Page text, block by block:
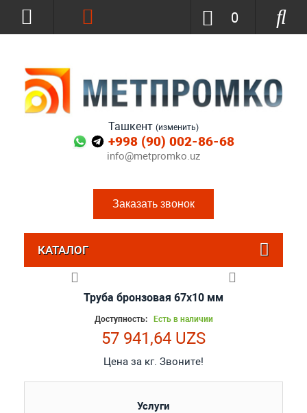
Ташкент (изменить)
+998 (90) 002-86-68
info@metpromko.uz
Заказать звонок
0
КАТАЛОГ
Труба бронзовая 67x10 мм
Доступность: Есть в наличии
57 941,64 UZS
Цена за кг. Звоните!
Услуги